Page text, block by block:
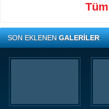
SON EKLENENGALERİLER